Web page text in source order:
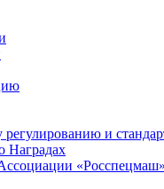
и
Наградах
«Росспецмаш»